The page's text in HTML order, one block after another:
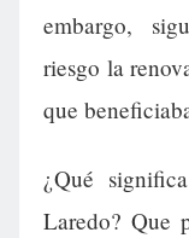
embargo,
riesgo la
que
¿Qué
Laredo? Que